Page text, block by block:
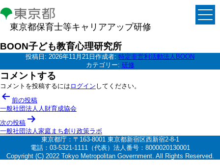
東京都保育士等キャリアアップ研修
BOON子ども教育心理研究所
投稿日: 2026年11月21日 作成者: 特定非営利活動法人BOON
カテゴリー: 研修
コメントする
コメントを投稿するには ログイン してください。
投
稿
ナ
ビ
ー
前の投稿
一般社団法人人財育成協会
次の投稿
一般社団法人家庭まち創り政策ラボ
東京都庁：〒163-8001 東京都新宿区西新宿2-8-1
電話：03-5321-1111（代表）法人番号：8000020130001
Copyright (C) 2022 Tokyo Metropolitan Government. All Rights Reserved.